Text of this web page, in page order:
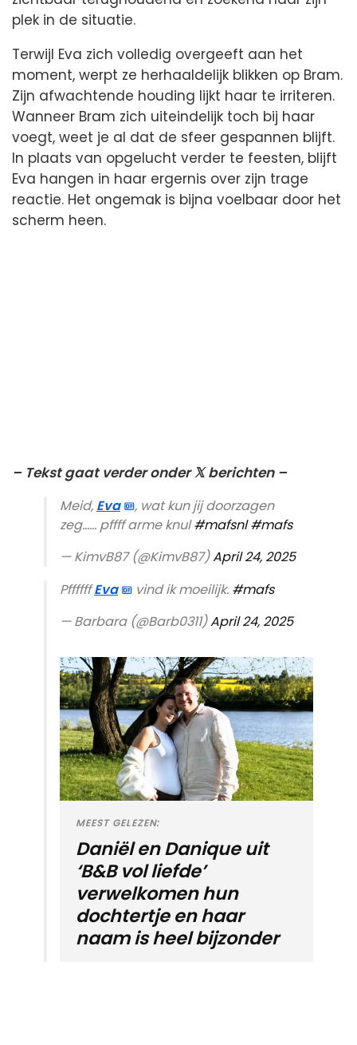
plek in de situatie.
Terwijl Eva zich volledig overgeeft aan het
moment, werpt ze herhaaldelijk blikken op Bram.
Zijn afwachtende houding lijkt haar te irriteren.
Wanneer Bram zich uiteindelijk toch bij haar
voegt, weet je al dat de sfeer gespannen blijft.
In plaats van opgelucht verder te feesten, blijft
Eva hangen in haar ergernis over zijn trage
reactie. Het ongemak is bijna voelbaar door het
scherm heen.
– Tekst gaat verder onder 𝕏 berichten –
Meid, Eva
, wat kun jij doorzagen
zeg…… pffff arme knul#mafsnl #mafs
— KimvB87 (@KimvB87)April 24, 2025
PffffffEva vind ik moeilijk. #mafs
— Barbara (@Barb0311)April 24, 2025
MEEST GELEZEN:
Daniël en Danique uit
‘B&B vol liefde’
verwelkomen hun
dochtertje en haar
naam is heel bijzonder